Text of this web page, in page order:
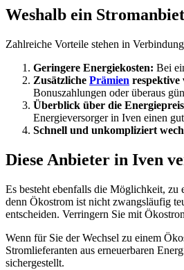
Weshalb ein
Zahlreiche Vorteile stehen in
Geringere Energiekosten: Bei
Zusätzliche Prämien respektive
Bonuszahlungen oder überaus
Überblick über die
Energieversorger in Iven einen
Schnell und unkompliziert
Diese Anbieter in Iven
Es besteht ebenfalls die Möglichkeit,
denn Ökostrom ist nicht zwangsläufig
entscheiden. Verringern Sie mit
Wenn für Sie der Wechsel zu einem
Stromlieferanten aus erneuerbaren
sichergestellt.